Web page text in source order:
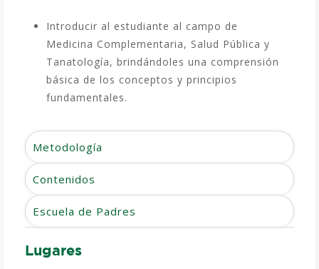
Introducir al estudiante al campo de
Medicina Complementaria, Salud Pública y
Tanatología, brindándoles una comprensión
básica de los conceptos y principios
fundamentales.
Metodología
Contenidos
Escuela de Padres
Lugares